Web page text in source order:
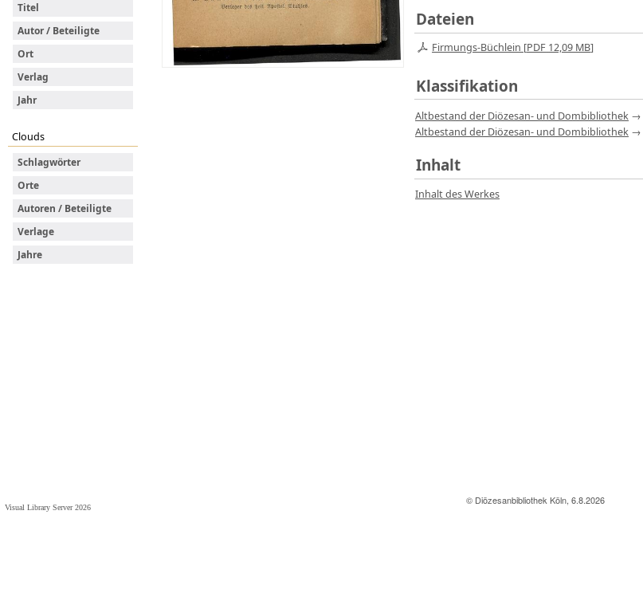
© Diözesanbibliothek Köln, 6.8.2026
Visual Library Server 2026
Titel
Autor / Beteiligte
Ort
Verlag
Jahr
Clouds
Schlagwörter
Orte
Autoren / Beteiligte
Verlage
Jahre
Dateien
Firmungs-Büchlein [PDF 12,09 MB]
Klassifikation
Altbestand der Diözesan- und Dombibliothek →
Altbestand der Diözesan- und Dombibliothek →
Inhalt
Inhalt des Werkes